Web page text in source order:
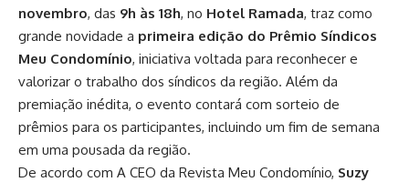
novembro, das 9h às 18h, no Hotel Ramada, traz como
grande novidade a primeira edição do Prêmio Síndicos
Meu Condomínio, iniciativa voltada para reconhecer e
valorizar o trabalho dos síndicos da região. Além da
premiação inédita, o evento contará com sorteio de
prêmios para os participantes, incluindo um fim de semana
em uma pousada da região.
De acordo com A CEO da Revista Meu Condomínio, Suzy